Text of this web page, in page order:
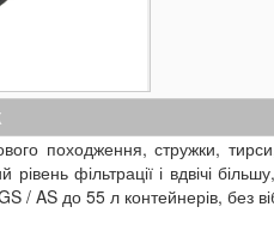
походження, стружки,
фільтрації і вдвічі
/ AS до 55 л контейнерів, без